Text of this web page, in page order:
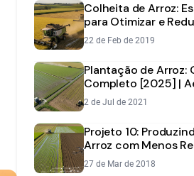
Colheita de Arroz:
para Otimizar e
22 de Feb de 2019
Plantação de Arroz:
Completo [2025] |
2 de Jul de 2021
Projeto 10:
Arroz com Menos
27 de Mar de 2018